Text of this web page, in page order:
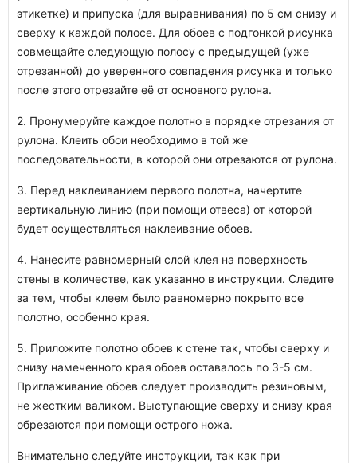
этикетке) и припуска (для выравнивания) по 5 см снизу и
сверху к каждой полосе. Для обоев с подгонкой рисунка
совмещайте следующую полосу с предыдущей (уже
отрезанной) до уверенного совпадения рисунка и только
после этого отрезайте её от основного рулона.
2. Пронумеруйте каждое полотно в порядке отрезания от
рулона. Клеить обои необходимо в той же
последовательности, в которой они отрезаются от рулона.
3. Перед наклеиванием первого полотна, начертите
вертикальную линию (при помощи отвеса) от которой
будет осуществляться наклеивание обоев.
4. Нанесите равномерный слой клея на поверхность
стены в количестве, как указанно в инструкции. Следите
за тем, чтобы клеем было равномерно покрыто все
полотно, особенно края.
5. Приложите полотно обоев к стене так, чтобы сверху и
снизу намеченного края обоев оставалось по 3-5 см.
Приглаживание обоев следует производить резиновым,
не жестким валиком. Выступающие сверху и снизу края
обрезаются при помощи острого ножа.
Внимательно следуйте инструкции, так как при